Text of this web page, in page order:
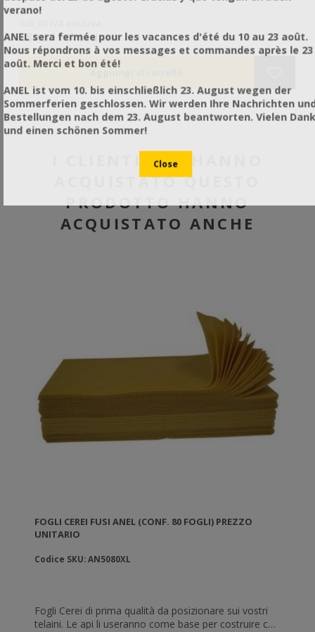
€80,60 IVA inclusa
I CLIENTI CHE HANNO
ACQUISTATO QUESTO
PRODOTTO HANNO
ACQUISTATO ANCHE
FOGLI CEREI FUSI ANEL (CONF. 80 FOGLI) PREZZO
UNITARIO
Codice SKU: AN5080XL
Fogli Cerei di prima qualità da posizionare sui vostri
telaini. Le api li useranno come base per costruire con
verano!
ANEL sera fermée pour les vacances d'été du 10 au 23 août.
Nous répondrons à vos messages et commandes après le 23
août. Merci et bon été!
ANEL ist vom 10. bis einschließlich 23. August wegen der
Sommerferien geschlossen. Wir werden Ihre Nachrichten
Bestellungen nach dem 23. August beantworten. Vielen Dank
und einen schönen Sommer!